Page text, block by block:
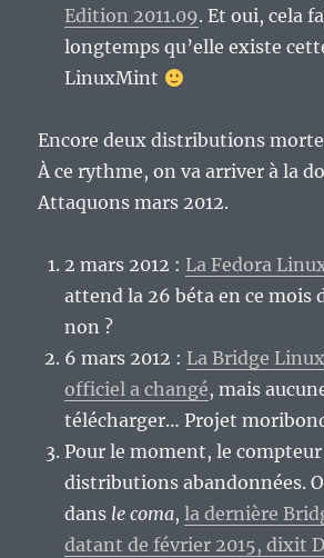
Edition 2011.09. Et oui, cela
longtemps qu’elle existe
LinuxMint
Encore deux distributions
À ce rythme, on va arriver à la
Attaquons mars 2012.
2 mars 2012 : La Fedora
attend la 26 béta en ce mois
non ?
6 mars 2012 : La Bridge Linux
officiel a changé, mais
télécharger… Projet
Pour le moment, le compteur
distributions abandonnées.
dans le coma,la dernière
datant de février 2015, dixit